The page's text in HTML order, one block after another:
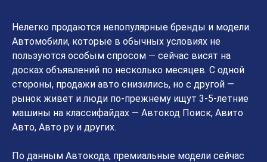
Нелегко продаются непопулярные бренды и модели.
Автомобили, которые в обычных условиях не
пользуются особым спросом — сейчас висят на
досках объявлений по несколько месяцев. С одной
стороны, продажи авто снизились, но с другой —
рынок живет и люди по-прежнему ищут 3-5-летние
машины на классифайдах — Автокод Поиск, Авито
Авто, Авто ру и других.
По данным Автокода, премиальные модели сейчас